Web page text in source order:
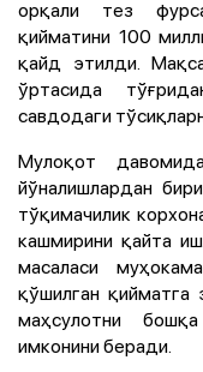
орқали тез
қийматини 100
қайд этилди.
ўртасида
савдодаги
Мулоқот
йўналишлардан
тўқимачилик
кашмирини қайта
масаласи
қўшилган
маҳсулотни
имконини беради.